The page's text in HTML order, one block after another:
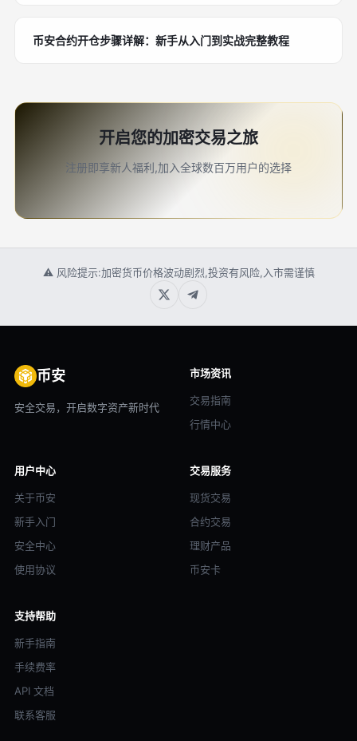
币安合约开仓步骤详解：新手从入门到实战完整教程
开启您的加密交易之旅
注册即享新人福利,加入全球数百万用户的选择
⚠ 风险提示:加密货币价格波动剧烈,投资有风险,入市需谨慎
币安
安全交易，开启数字资产新时代
市场资讯
交易指南
行情中心
用户中心
关于币安
新手入门
安全中心
使用协议
交易服务
现货交易
合约交易
理财产品
币安卡
支持帮助
新手指南
手续费率
API 文档
联系客服